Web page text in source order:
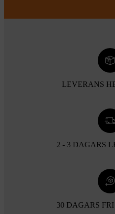
LEVERANS
2 - 3 DAGARS
30 DAGARS